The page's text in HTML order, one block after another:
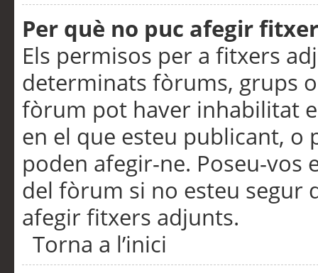
Per què no puc afegir
Els permisos per a fitxers
determinats fòrums, grups
fòrum pot haver inhabilitat
en el que esteu publicant,
poden afegir-ne. Poseu-vos
del fòrum si no esteu segur
afegir fitxers adjunts.
Torna a l’inici